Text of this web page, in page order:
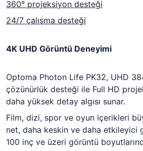
360° projeksiyon desteği
24/7 çalışma desteği
4K UHD Görüntü Deneyimi
Optoma Photon Life PK32, UHD
çözünürlük desteği ile Full HD
daha yüksek detay algısı sunar.
Film, dizi, spor ve oyun içerikleri
net, daha keskin ve daha etkileyici
100 inç ve üzeri görüntü